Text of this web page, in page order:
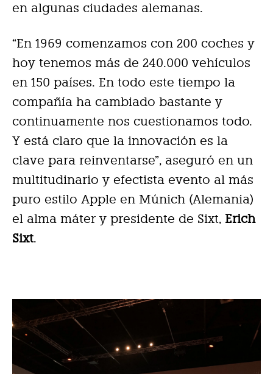
en algunas ciudades alemanas.
“En 1969 comenzamos con 200 coches y
hoy tenemos más de 240.000 vehículos
en 150 países. En todo este tiempo la
compañía ha cambiado bastante y
continuamente nos cuestionamos todo.
Y está claro que la innovación es la
clave para reinventarse”, aseguró en un
multitudinario y efectista evento al más
puro estilo Apple en Múnich (Alemania)
el alma máter y presidente de Sixt, Erich
Sixt.